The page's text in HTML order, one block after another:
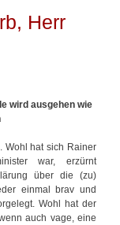
Herr
wird ausgehen wie
Wohl hat sich Rainer
war, erzürnt
über die (zu)
einmal brav und
Wohl hat der
auch vage, eine